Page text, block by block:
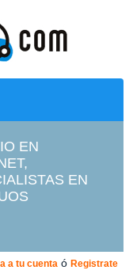
EN
EN
a tu cuenta ó Registrate